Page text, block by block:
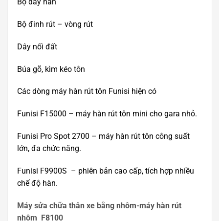
Bộ đinh rút – vòng rút
Dây nối đất
Búa gõ, kìm kéo tôn
Các dòng máy hàn rút tôn Funisi hiện có
Funisi F15000 – máy hàn rút tôn mini cho gara nhỏ.
Funisi Pro Spot 2700 – máy hàn rút tôn công suất
lớn, đa chức năng.
Funisi F9900S – phiên bản cao cấp, tích hợp nhiều
chế độ hàn.
Máy sửa chữa thân xe bằng nhôm-máy hàn rút
nhôm F8100